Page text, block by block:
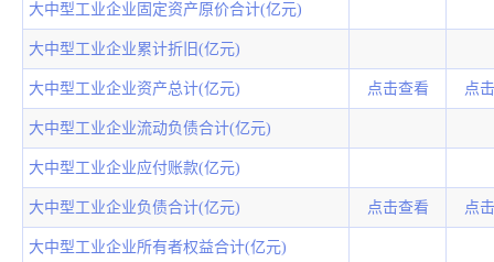
大中型工业企业固定资产原价合计(亿元)
大中型工业企业累计折旧(亿元)
大中型工业企业资产总计(亿元) 点击查看 点
大中型工业企业流动负债合计(亿元)
大中型工业企业应付账款(亿元)
大中型工业企业负债合计(亿元) 点击查看 点
大中型工业企业所有者权益合计(亿元)